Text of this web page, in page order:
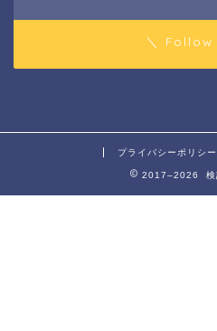
＼ Follow
プライバシーポリシー
2017–2026 検